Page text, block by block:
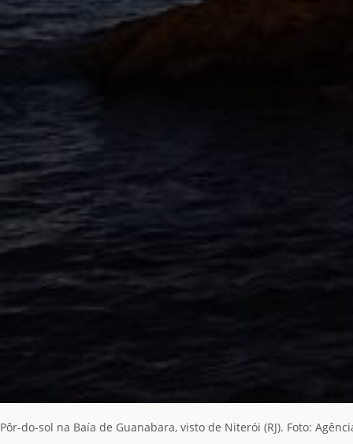
Pôr-do-sol na Baía de Guanabara, visto de Niterói (RJ). Foto: